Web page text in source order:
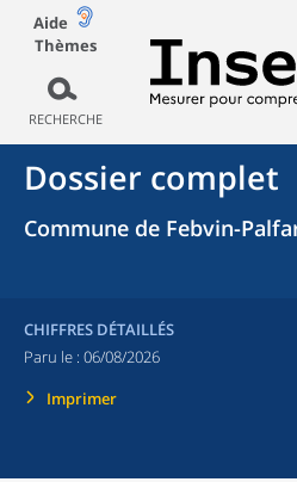
Aide
Thèmes
RECHERCHE
Dossier complet
Commune de Febvin-
CHIFFRES DÉTAILLÉS
Paru le : 06/08/2026
Imprimer